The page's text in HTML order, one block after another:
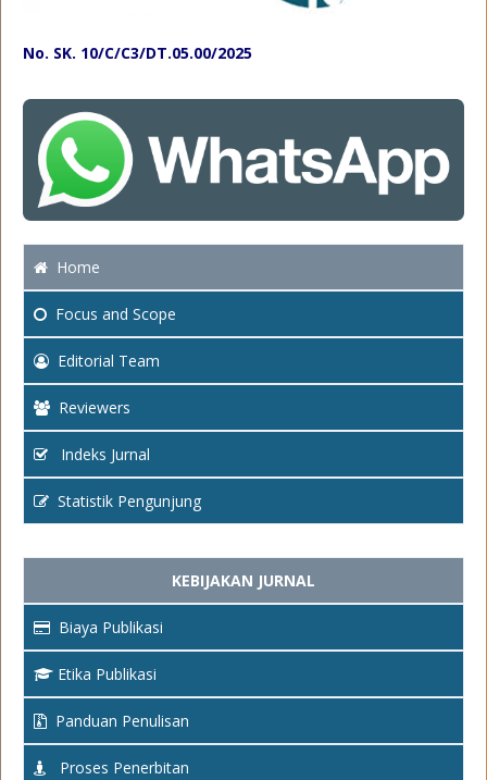
No. SK. 10/C/C3/DT.05.00/2025
Home
Focus and Scope
Editorial Team
Reviewers
Indeks Jurnal
Statistik Pengunjung
KEBIJAKAN JURNAL
Biaya Publikasi
Etika Publikasi
Panduan Penulisan
Proses Penerbitan